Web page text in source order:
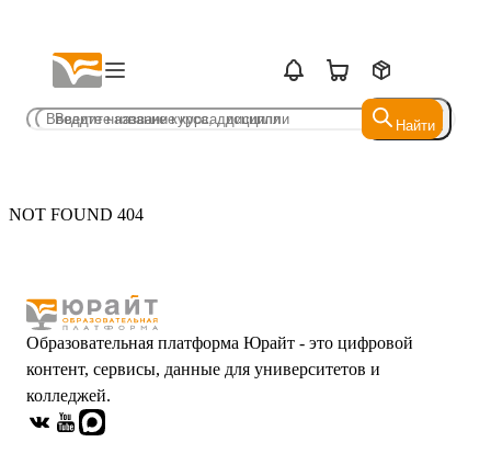
Найти
Найти
NOT FOUND 404
Образовательная платформа Юрайт - это цифровой
контент, сервисы, данные для университетов и
колледжей.